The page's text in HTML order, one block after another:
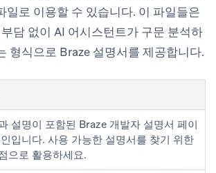
일로 이용할 수 있습니다. 이 파일들은
담 없이 AI 어시스턴트가 구문 분석하
형식으로 Braze 설명서를 제공합니다.
설명이 포함된 Braze 개발자 설명서 페이
입니다. 사용 가능한 설명서를 찾기 위한
으로 활용하세요.